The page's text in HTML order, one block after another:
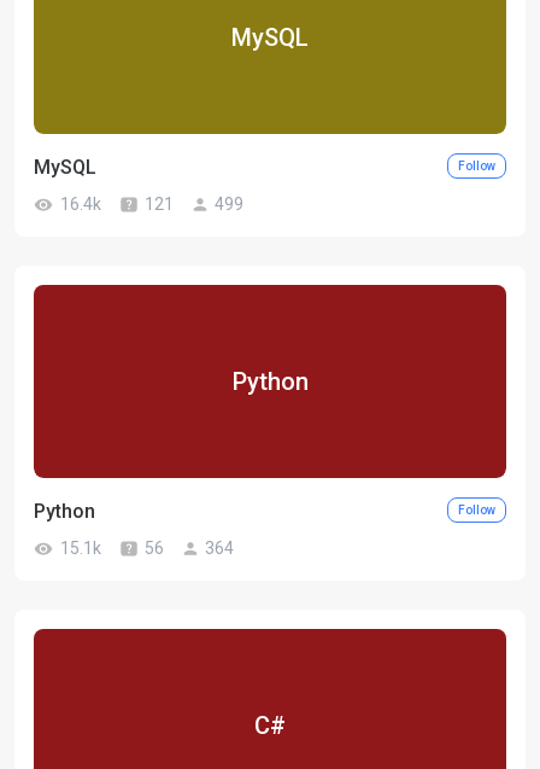
MySQL
MySQL Follow
16.4k 121 499
Python
Python Follow
15.1k 56 364
C#